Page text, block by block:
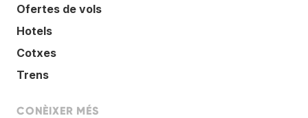
Ofertes de vols
Hotels
Cotxes
Trens
CONÈIXER MÉS